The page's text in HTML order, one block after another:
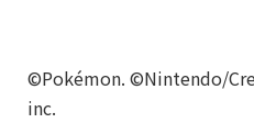
©Pokémon. ©Nintendo/
inc.